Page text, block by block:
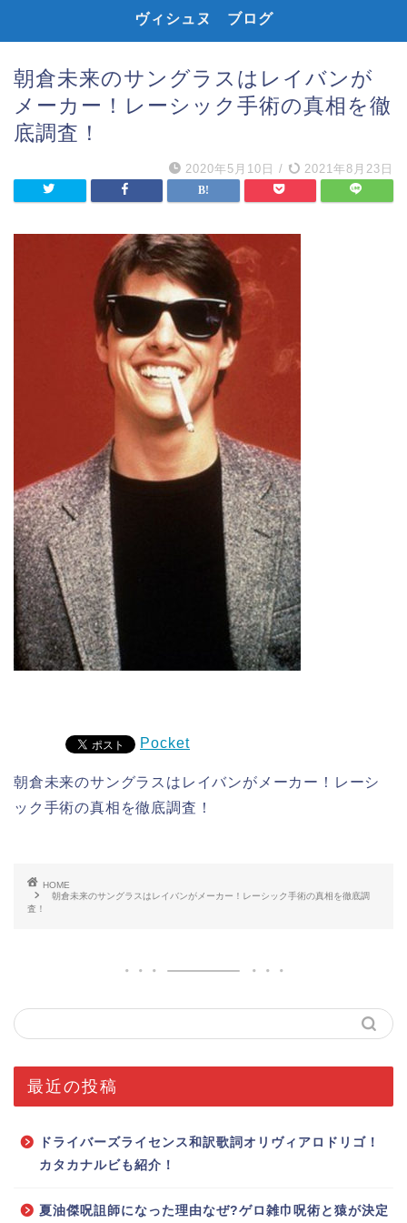
ヴィシュヌ ブログ
朝倉未来のサングラスはレイバンが
メーカー！レーシック手術の真相を徹
底調査！
2020年5月10日 / 2021年8月23日
Pocket
朝倉未来のサングラスはレイバンがメーカー！レーシ
ック手術の真相を徹底調査！
HOME
朝倉未来のサングラスはレイバンがメーカー！レーシック手術の真相を徹底調
査！
最近の投稿
ドライバーズライセンス和訳歌詞オリヴィアロドリゴ！
カタカナルビも紹介！
夏油傑呪詛師になった理由なぜ?ゲロ雑巾呪術と猿が決定